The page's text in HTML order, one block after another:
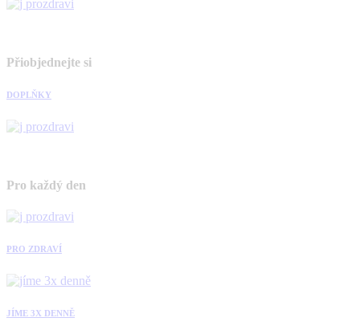
Přiobjednejte si
DOPLŇKY
Pro každý den
PRO ZDRAVÍ
JÍME 3X DENNĚ